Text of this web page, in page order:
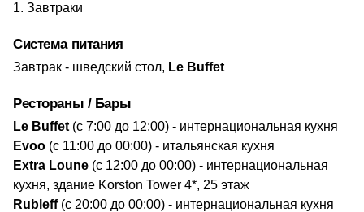
Завтраки
Система питания
​Завтрак - шведский стол, Le Buffet
Рестораны / Бары
​Le Buffet (с 7:00 до 12:00) - интернациональная кухня
Evoo (с 11:00 до 00:00) - итальянская кухня
Extra Loune (с 12:00 до 00:00) - интернациональная
кухня, здание Korston Tower 4*, 25 этаж
Rubleff (с 20:00 до 00:00) - интернациональная кухня